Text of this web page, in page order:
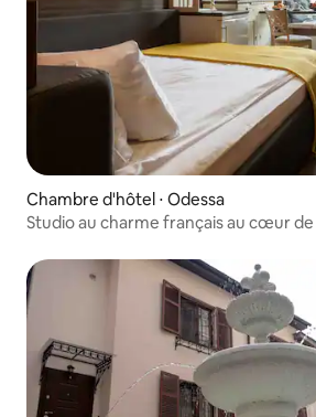
Chambre d'hôtel ⋅ Odessa
Studio au charme français au cœur de